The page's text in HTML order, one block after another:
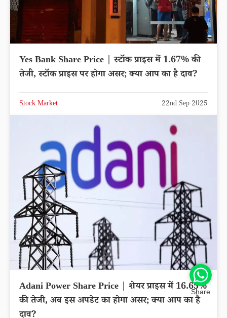
Yes Bank Share Price | स्टॉक प्राइस में 1.67% की
तेजी, स्टॉक प्राइस पर होगा असर; क्या आप का है दाव?
Stock Market 22nd Sep 2025
Adani Power Share Price | शेयर प्राइस में 16.65%
की तेजी, अब इस अपडेट का होगा असर; क्या आप का है
Share